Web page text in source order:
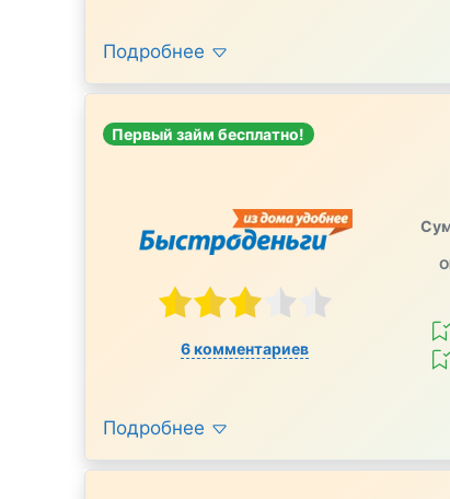
Подробнее
Первый займ бесплатно!
6 комментариев
Подробнее